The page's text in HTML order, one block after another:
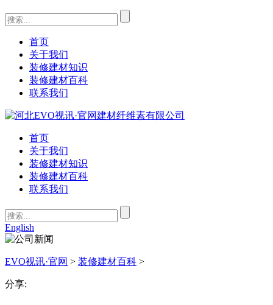
首页
关于我们
装修建材知识
装修建材百科
联系我们
首页
关于我们
装修建材知识
装修建材百科
联系我们
English
EVO视讯·官网 > 装修建材百科 >
分享: